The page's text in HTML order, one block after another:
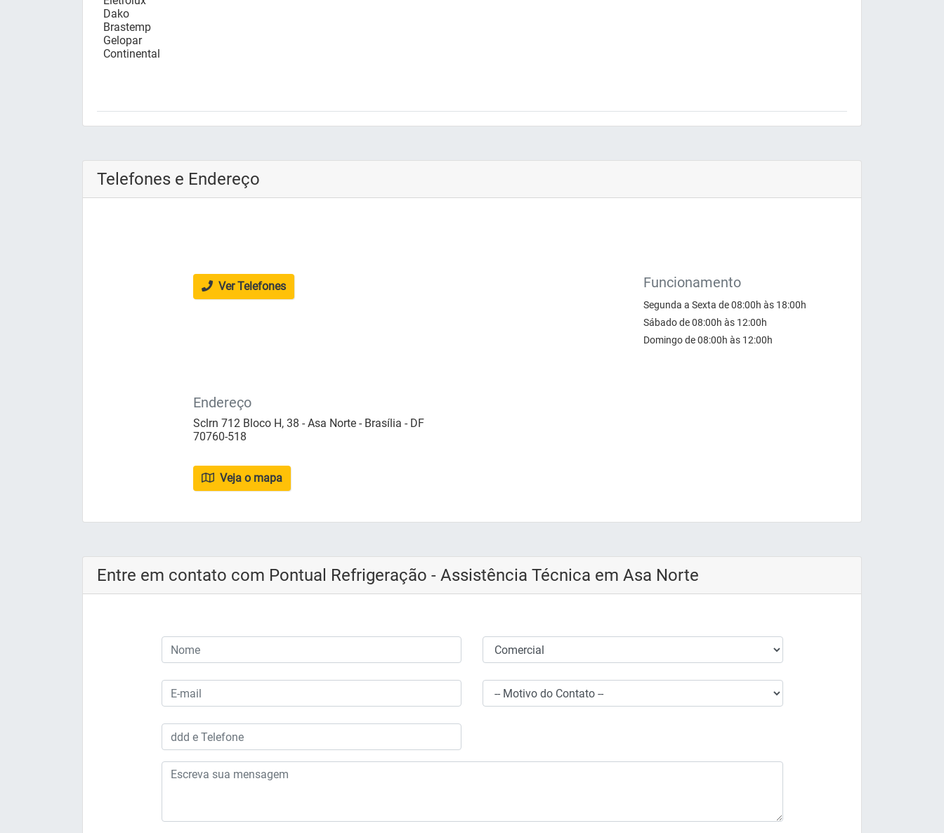
Dako
Brastemp
Gelopar
Continental
Telefones e Endereço
Ver Telefones Funcionamento
Segunda a Sexta de 08:00h às 18:00h
Sábado de 08:00h às 12:00h
Domingo de 08:00h às 12:00h
Endereço
Sclrn 712 Bloco H, 38 - Asa Norte - Brasília - DF
70760-518
Veja o mapa
Entre em contato com Pontual Refrigeração - Assistência Técnica em Asa Norte